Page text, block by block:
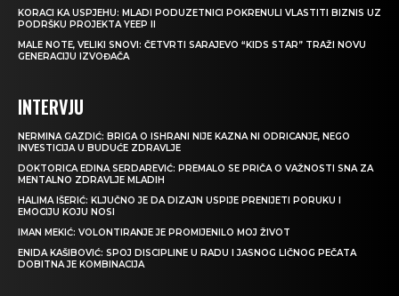
KORACI KA USPJEHU: MLADI PODUZETNICI POKRENULI VLASTITI BIZNIS UZ
PODRŠKU PROJEKTA YEEP II
MALE NOTE, VELIKI SNOVI: ČETVRTI SARAJEVO “KIDS STAR” TRAŽI NOVU
GENERACIJU IZVOĐAČA
INTERVJU
NERMINA GAZDIĆ: BRIGA O ISHRANI NIJE KAZNA NI ODRICANJE, NEGO
INVESTICIJA U BUDUĆE ZDRAVLJE
DOKTORICA EDINA SERDAREVIĆ: PREMALO SE PRIČA O VAŽNOSTI SNA ZA
MENTALNO ZDRAVLJE MLADIH
HALIMA IŠERIĆ: KLJUČNO JE DA DIZAJN USPIJE PRENIJETI PORUKU I
EMOCIJU KOJU NOSI
IMAN MEKIĆ: VOLONTIRANJE JE PROMIJENILO MOJ ŽIVOT
ENIDA KAŠIBOVIĆ: SPOJ DISCIPLINE U RADU I JASNOG LIČNOG PEČATA
DOBITNA JE KOMBINACIJA